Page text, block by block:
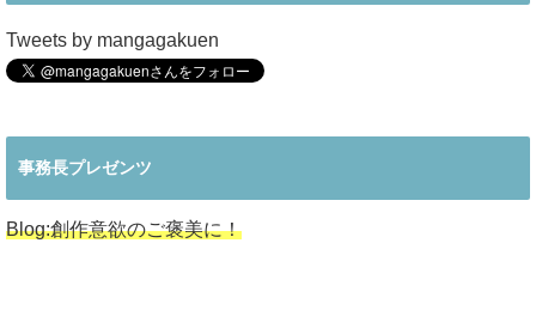
Tweets by mangagakuen
事務長プレゼンツ
Blog:創作意欲のご褒美に！